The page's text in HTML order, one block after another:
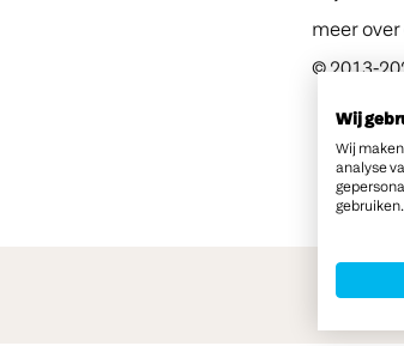
meer over
© 2013-
Wij
Wij
analyse
gebruiken.